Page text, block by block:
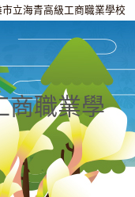
市立海青高級工商職業學校
商職業學